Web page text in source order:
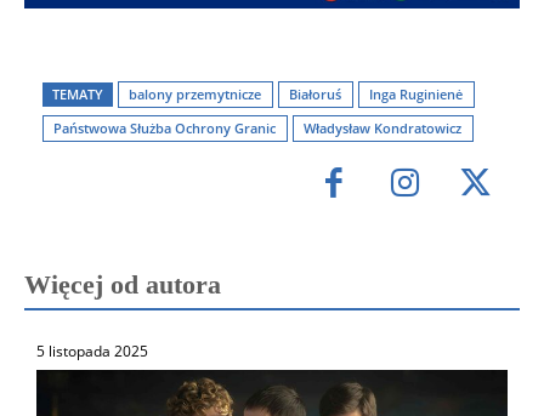
TEMATY balony przemytnicze Białoruś
Inga Ruginienė
Państwowa Służba Ochrony Granic
Władysław Kondratowicz
Więcej od autora
5 listopada 2025